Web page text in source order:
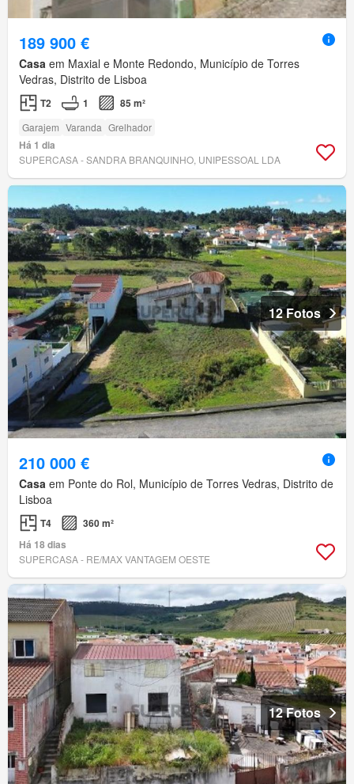
189 900 €
Casa em Maxial e Monte Redondo, Município de Torres
Vedras, Distrito de Lisboa
T2 1 85 m²
Garajem Varanda Grelhador
Há 1 dia
SUPERCASA - SANDRA BRANQUINHO, UNIPESSOAL LDA
12 Fotos
210 000 €
Casa em Ponte do Rol, Município de Torres Vedras, Distrito de
Lisboa
T4
360 m²
Há 18 dias
SUPERCASA - RE/MAX VANTAGEM OESTE
12 Fotos